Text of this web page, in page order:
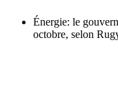
Énergie: le
octobre, selon